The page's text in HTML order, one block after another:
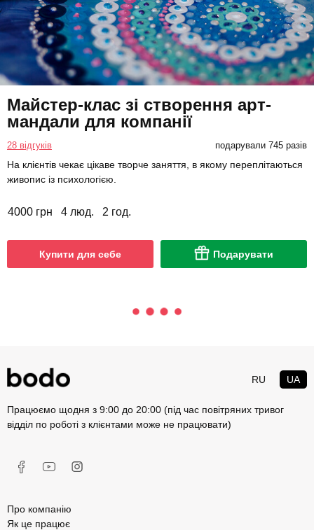
Майстер-клас зі створення арт-
мандали для компанії
28 відгуків подарували 745 разів
На клієнтів чекає цікаве творче заняття, в якому переплітаються
живопис із психологією.
4000 грн 4 люд. 2 год.
Купити для себе Подарувати
RU UA
Працюємо щодня з 9:00 до 20:00 (під час повітряних тривог
відділ по роботі з клієнтами може не працювати)
Про компанію
Як це працює